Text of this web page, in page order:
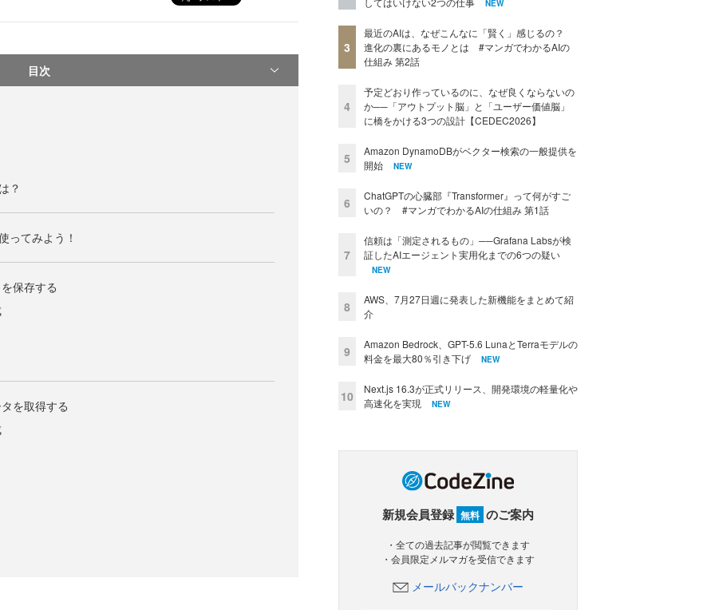
目次
？
ってみよう！
保存する
を取得する
NEW
3
最近のAIは、なぜこんなに「賢く」感じるの？
進化の裏にあるモノとは #マンガでわかるAIの
仕組み 第2話
4
予定どおり作っているのに、なぜ良くならないの
か──「アウトプット脳」と「ユーザー価値脳」
に橋をかける3つの設計【CEDEC2026】
5
Amazon DynamoDBがベクター検索の一般提供を
開始
NEW
6
ChatGPTの心臓部『Transformer』って何がすご
いの？ #マンガでわかるAIの仕組み 第1話
7
信頼は「測定されるもの」──Grafana Labsが検
証したAIエージェント実用化までの6つの疑い
NEW
8
AWS、7月27日週に発表した新機能をまとめて紹
介
9
Amazon Bedrock、GPT-5.6 LunaとTerraモデルの
料金を最大80％引き下げ
NEW
10
Next.js 16.3が正式リリース、開発環境の軽量化や
高速化を実現
NEW
新規会員登録 無料 のご案内
・全ての過去記事が閲覧できます
・会員限定メルマガを受信できます
メールバックナンバー